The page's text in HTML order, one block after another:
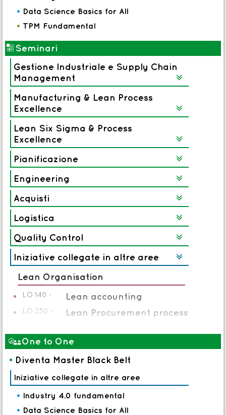
• Data Science Basics for All
• TPM Fundamental
( Seminari
Gestione Industriale e Supply Chain
Management

Manufacturing & Lean Process
Excellence

Lean Six Sigma & Process
Excellence

Pianificazione

Engineering

Acquisti

Logistica

Quality Control

Iniziative collegate in altre aree

Lean Organisation
•
LO 140 -
Lean accounting
•
LO 230 -
Lean Procurement process
gestione commesse
•
Agile organisation
Innovazione e Sviluppo Prodotto
SP 042 -
GenAI: il futuro dello sviluppo
One to One
• Diventa Master Black Belt
Iniziative collegate in altre aree
• Industry 4.0 fundamental
• Data Science Basics for All